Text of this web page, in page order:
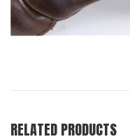
RELATED PRODUCTS